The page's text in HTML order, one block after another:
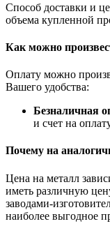
Способ доставки и
объема купленной
Как можно
Оплату можно
Вашего удобства:
Безналичная
и счет на
Почему на
Цена на металл
иметь различную
заводами-
наиболее выгодное